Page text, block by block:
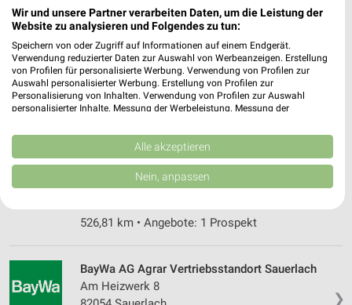
BayWa AG Technik Servicezentrum
Tuntenhausen
Ahornweg 19
83104 Tuntenhausen
518,11 km
OBI Stephanskirchen
Hofmühlstr. 54
83071 Stephanskirchen
526,81 km • Angebote: 1 Prospekt
❯
BayWa AG Agrar Vertriebsstandort Sauerlach
Am Heizwerk 8
Wir und unsere Partner verarbeiten Daten, um die Leistung der
Website zu analysieren und Folgendes zu tun:
Speichern von oder Zugriff auf Informationen auf einem Endgerät.
Verwendung reduzierter Daten zur Auswahl von Werbeanzeigen. Erstellung
von Profilen für personalisierte Werbung. Verwendung von Profilen zur
Auswahl personalisierter Werbung. Erstellung von Profilen zur
Personalisierung von Inhalten. Verwendung von Profilen zur Auswahl
personalisierter Inhalte. Messung der Werbeleistung. Messung der
Kombinationen von Daten aus verschiedenen Quellen. Entwicklung und
Verbesserung der Angebote. Verwendung reduzierter Daten zur Auswahl
von Inhalten.
Daten können außerhalb der Europäischen Union weitergegeben und in die
Website/App.
Partnerliste anzeigen (1 IAB-Anbieter)
IAB-Verarbeitungszwecke:
Speichern von oder Zugriff auf Informationen
Alle akzeptieren
Nein, anpassen